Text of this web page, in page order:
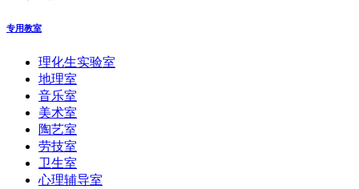
专用教室
理化生实验室
地理室
音乐室
美术室
陶艺室
劳技室
卫生室
心理辅导室